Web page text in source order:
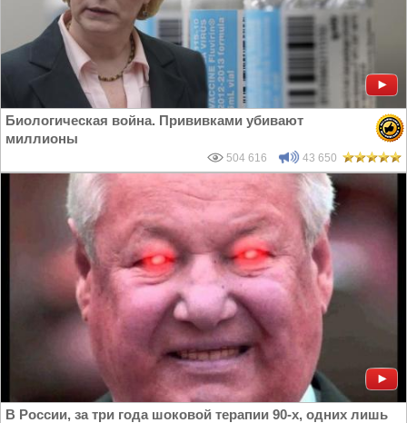
Биологическая война. Прививками убивают
миллионы
504 616 43 650
В России, за три года шоковой терапии 90-х, одних лишь